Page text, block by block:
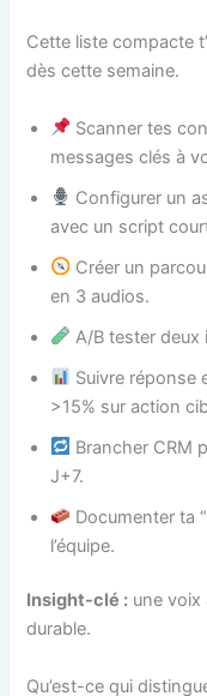
Cette liste compacte
dès cette semaine.
Scanner tes
messages clés à
Configurer un
avec un script
Créer un
en 3 audios.
A/B tester deux
Suivre réponse
>15% sur action
Brancher CRM
J+7.
Documenter ta
l’équipe.
Insight-clé : une voix
durable.
Qu’est-ce qui